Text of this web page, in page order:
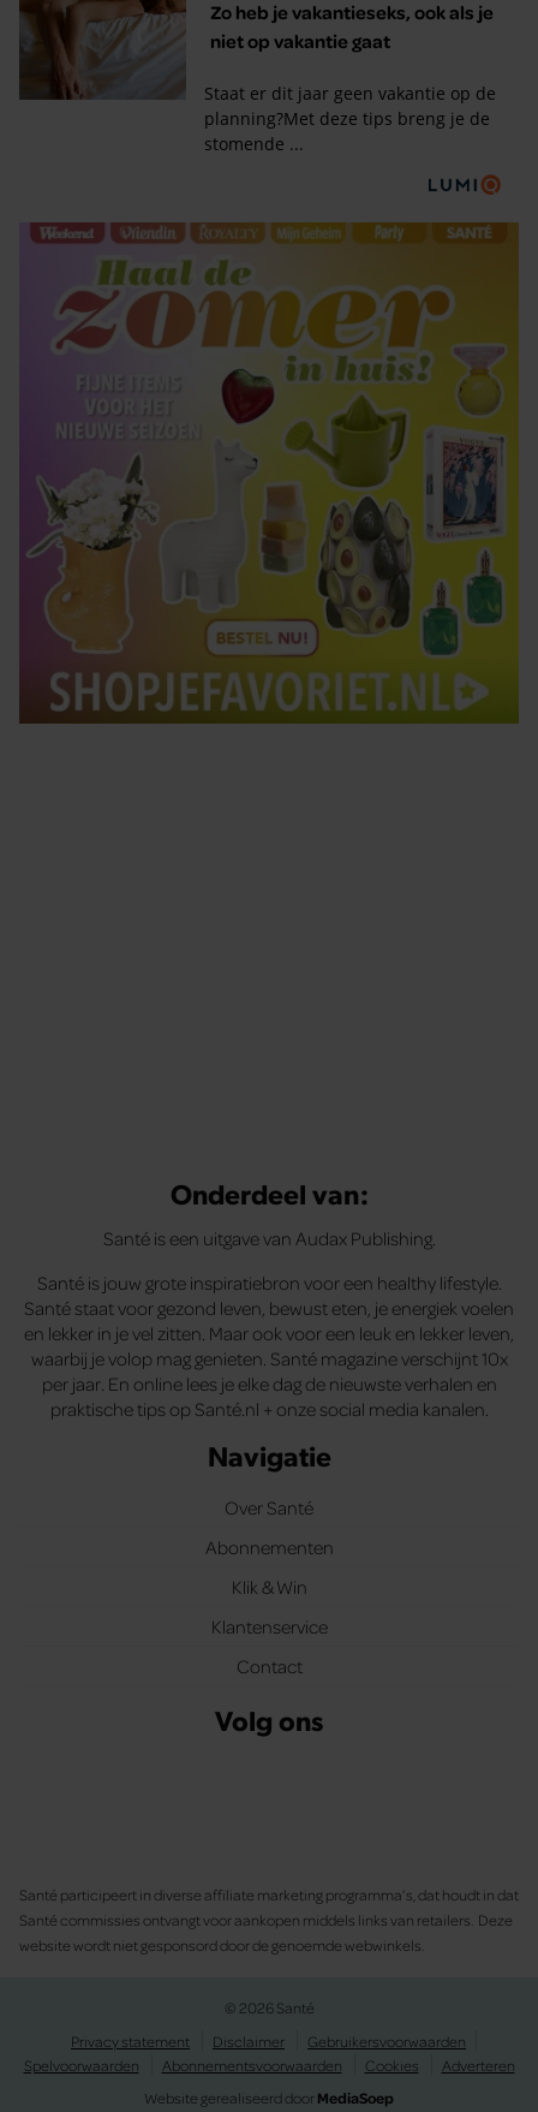
Onderdeel van:
Santé is een uitgave van Audax Publishing.
Santé is jouw grote inspiratiebron voor een healthy lifestyle.
Santé staat voor gezond leven, bewust eten, je energiek voelen
en lekker in je vel zitten. Maar ook voor een leuk en lekker leven,
waarbij je volop mag genieten. Santé magazine verschijnt 10x
per jaar. En online lees je elke dag de nieuwste verhalen en
praktische tips op Santé.nl + onze social media kanalen.
Navigatie
Over Santé
Abonnementen
Klik & Win
Klantenservice
Contact
Volg ons
Santé participeert in diverse affiliate marketing programma’s, dat houdt in dat
Santé commissies ontvangt voor aankopen middels links van retailers. Deze
website wordt niet gesponsord door de genoemde webwinkels.
© 2026 Santé
Privacy statement
Disclaimer
Gebruikersvoorwaarden
Spelvoorwaarden
Abonnementsvoorwaarden Cookies
Adverteren
Website gerealiseerd doorMediaSoep